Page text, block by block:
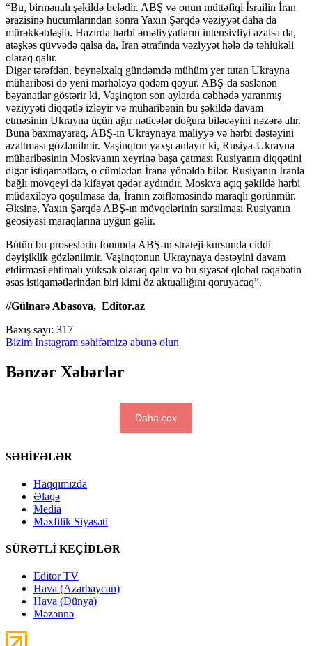
“Bu, birmənalı şəkildə belədir. ABŞ və onun müttəfiqi İsrailin İran
ərazisinə hücumlarından sonra Yaxın Şərqdə vəziyyət daha da
mürəkkəbləşib. Hazırda hərbi əməliyyatların intensivliyi azalsa da,
atəşkəs qüvvədə qalsa da, İran ətrafında vəziyyət hələ də təhlükəli
olaraq qalır.
Digər tərəfdən, beynəlxalq gündəmdə mühüm yer tutan Ukrayna
müharibəsi də yeni mərhələyə qədəm qoyur. ABŞ-da səslənən
bəyanatlar göstərir ki, Vaşinqton son aylarda cəbhədə yaranmış
vəziyyəti diqqətlə izləyir və müharibənin bu şəkildə davam
etməsinin Ukrayna üçün ağır nəticələr doğura biləcəyini nəzərə alır.
Buna baxmayaraq, ABŞ-ın Ukraynaya maliyyə və hərbi dəstəyini
azaltması gözlənilmir. Vaşinqton yaxşı anlayır ki, Rusiya-Ukrayna
müharibəsinin Moskvanın xeyrinə başa çatması Rusiyanın diqqətini
digər istiqamətlərə, o cümlədən İrana yönəldə bilər. Rusiyanın İranla
bağlı mövqeyi də kifayət qədər aydındır. Moskva açıq şəkildə hərbi
müdaxiləyə qoşulmasa da, İranın zəifləməsində maraqlı görünmür.
Əksinə, Yaxın Şərqdə ABŞ-ın mövqelərinin sarsılması Rusiyanın
geosiyasi maraqlarına uyğun gəlir.
Bütün bu proseslərin fonunda ABŞ-ın strateji kursunda ciddi
dəyişiklik gözlənilmir. Vaşinqtonun Ukraynaya dəstəyini davam
etdirməsi ehtimalı yüksək olaraq qalır və bu siyasət qlobal rəqabətin
əsas istiqamətlərindən biri kimi öz aktuallığını qoruyacaq”.
//Gülnarə Abasova, Editor.az
Baxış sayı: 317
Bizim Instagram səhifəmizə abunə olun
Bənzər Xəbərlər
Daha çox
SƏHİFƏLƏR
Haqqımızda
Əlaqə
Media
Məxfilik Siyasəti
SÜRƏTLİ KEÇİDLƏR
Editor TV
Hava (Azərbaycan)
Hava (Dünya)
Məzənnə